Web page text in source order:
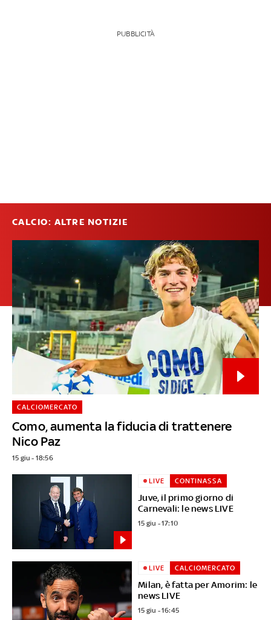
PUBBLICITÀ
CALCIO: ALTRE NOTIZIE
Como, aumenta la fiducia di trattenere
Nico Paz
CALCIOMERCATO
15 giu - 18:56
Juve, il primo giorno di
Carnevali: le news LIVE
LIVE CONTINASSA
15 giu - 17:10
Milan, è fatta per Amorim: le
news LIVE
LIVE CALCIOMERCATO
15 giu - 16:45